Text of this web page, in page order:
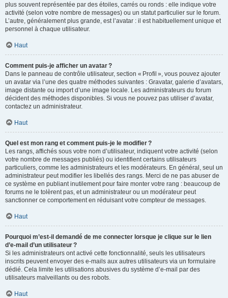
plus souvent représentée par des étoiles, carrés ou ronds : elle indique votre
activité (selon votre nombre de messages) ou un statut particulier sur le forum.
L’autre, généralement plus grande, est l’avatar : il est habituellement unique et
personnel à chaque utilisateur.
Haut
Comment puis-je afficher un avatar ?
Dans le panneau de contrôle utilisateur, section « Profil », vous pouvez ajouter
un avatar via l’une des quatre méthodes suivantes : Gravatar, galerie d’avatars,
image distante ou import d’une image locale. Les administrateurs du forum
décident des méthodes disponibles. Si vous ne pouvez pas utiliser d’avatar,
contactez un administrateur.
Haut
Quel est mon rang et comment puis-je le modifier ?
Les rangs, affichés sous votre nom d’utilisateur, indiquent votre activité (selon
votre nombre de messages publiés) ou identifient certains utilisateurs
particuliers, comme les administrateurs et les modérateurs. En général, seul un
administrateur peut modifier les libellés des rangs. Merci de ne pas abuser de
ce système en publiant inutilement pour faire monter votre rang : beaucoup de
forums ne le tolèrent pas, et un administrateur ou un modérateur peut
sanctionner ce comportement en réduisant votre compteur de messages.
Haut
Pourquoi m’est-il demandé de me connecter lorsque je clique sur le lien
d’e-mail d’un utilisateur ?
Si les administrateurs ont activé cette fonctionnalité, seuls les utilisateurs
inscrits peuvent envoyer des e-mails aux autres utilisateurs via un formulaire
dédié. Cela limite les utilisations abusives du système d’e-mail par des
utilisateurs malveillants ou des robots.
Haut